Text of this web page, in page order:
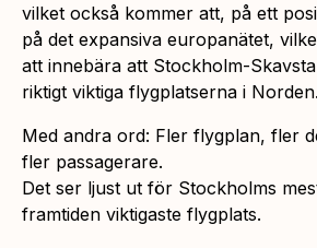
vilket också kommer att, på ett
på det expansiva europanätet,
att innebära att Stockholm-
riktigt viktiga flygplatserna i Norden.
Med andra ord: Fler flygplan, fler
fler passagerare.
Det ser ljust ut för Stockholms
framtiden viktigaste flygplats.